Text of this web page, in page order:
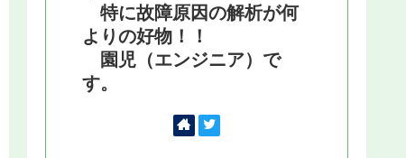
特に故障原因の解析が何
よりの好物！！
園児（エンジニア）で
す。